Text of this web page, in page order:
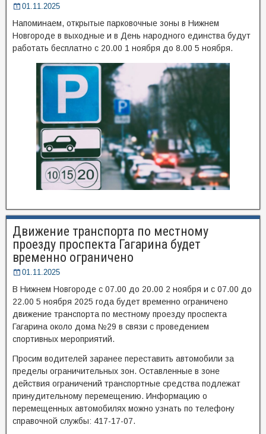
01.11.2025
Напоминаем, открытые парковочные зоны в Нижнем
Новгороде в выходные и в День народного единства будут
работать бесплатно с 20.00 1 ноября до 8.00 5 ноября.
Движение транспорта по местному
проезду проспекта Гагарина будет
временно ограничено
01.11.2025
В Нижнем Новгороде с 07.00 до 20.00 2 ноября и с 07.00 до
22.00 5 ноября 2025 года будет временно ограничено
движение транспорта по местному проезду проспекта
Гагарина около дома №29 в связи с проведением
спортивных мероприятий.
Просим водителей заранее переставить автомобили за
пределы ограничительных зон. Оставленные в зоне
действия ограничений транспортные средства подлежат
принудительному перемещению. Информацию о
перемещенных автомобилях можно узнать по телефону
справочной службы: 417-17-07.